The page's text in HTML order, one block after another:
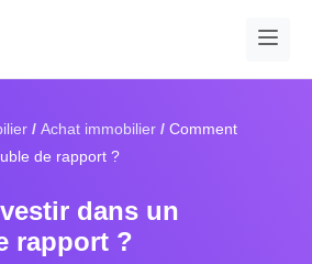
Achat immobilier
Comment
de rapport ?
dans un
rapport ?